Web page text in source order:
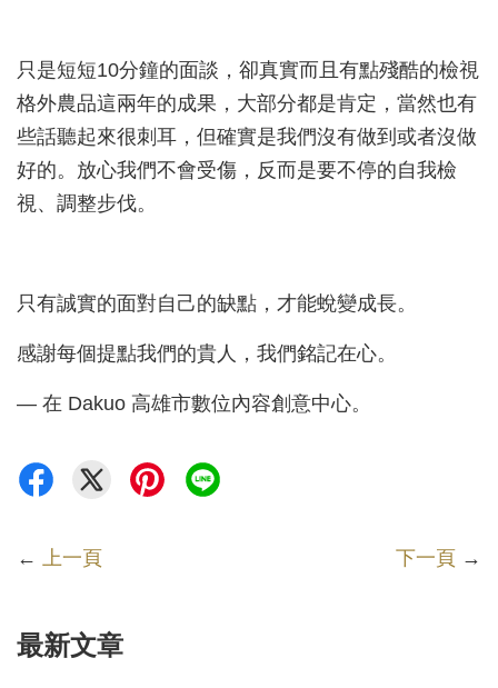
只是短短10分鐘的面談，卻真實而且有點殘酷的檢視
格外農品這兩年的成果，大部分都是肯定，當然也有
些話聽起來很刺耳，但確實是我們沒有做到或者沒做
好的。放心我們不會受傷，反而是要不停的自我檢
視、調整步伐。
只有誠實的面對自己的缺點，才能蛻變成長。
感謝每個提點我們的貴人，我們銘記在心。
— 在 Dakuo 高雄市數位內容創意中心。
← 上一頁 下一頁 →
最新文章